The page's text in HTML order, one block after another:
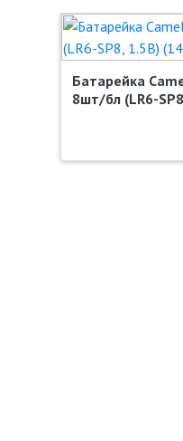
Батарейка
8шт/бл (LR6-